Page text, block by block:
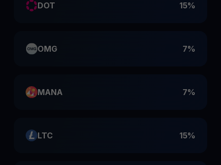
DOT 15%
OMG 7%
MANA 7%
LTC 15%